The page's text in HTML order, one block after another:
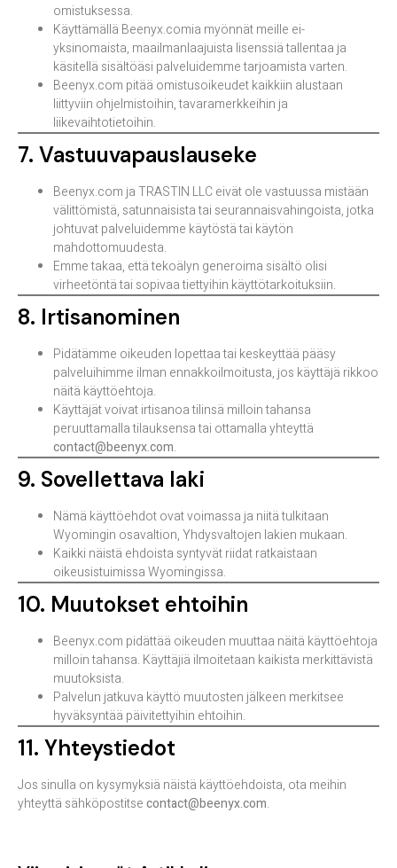
omistuksessa.
Käyttämällä Beenyx.comia myönnät meille ei-
yksinomaista, maailmanlaajuista lisenssiä tallentaa ja
käsitellä sisältöäsi palveluidemme tarjoamista varten.
Beenyx.com pitää omistusoikeudet kaikkiin alustaan
liittyviin ohjelmistoihin, tavaramerkkeihin ja
liikevaihtotietoihin.
7. Vastuuvapauslauseke
Beenyx.com ja TRASTIN LLC eivät ole vastuussa mistään
välittömistä, satunnaisista tai seurannaisvahingoista, jotka
johtuvat palveluidemme käytöstä tai käytön
mahdottomuudesta.
Emme takaa, että tekoälyn generoima sisältö olisi
virheetöntä tai sopivaa tiettyihin käyttötarkoituksiin.
8. Irtisanominen
Pidätämme oikeuden lopettaa tai keskeyttää pääsy
palveluihimme ilman ennakkoilmoitusta, jos käyttäjä rikkoo
näitä käyttöehtoja.
Käyttäjät voivat irtisanoa tilinsä milloin tahansa
peruuttamalla tilauksensa tai ottamalla yhteyttä
contact@beenyx.com.
9. Sovellettava laki
Nämä käyttöehdot ovat voimassa ja niitä tulkitaan
Wyomingin osavaltion, Yhdysvaltojen lakien mukaan.
Kaikki näistä ehdoista syntyvät riidat ratkaistaan
oikeusistuimissa Wyomingissa.
10. Muutokset ehtoihin
Beenyx.com pidättää oikeuden muuttaa näitä käyttöehtoja
milloin tahansa. Käyttäjiä ilmoitetaan kaikista merkittävistä
muutoksista.
Palvelun jatkuva käyttö muutosten jälkeen merkitsee
hyväksyntää päivitettyihin ehtoihin.
11. Yhteystiedot
Jos sinulla on kysymyksiä näistä käyttöehdoista, ota meihin
yhteyttä sähköpostitsecontact@beenyx.com.